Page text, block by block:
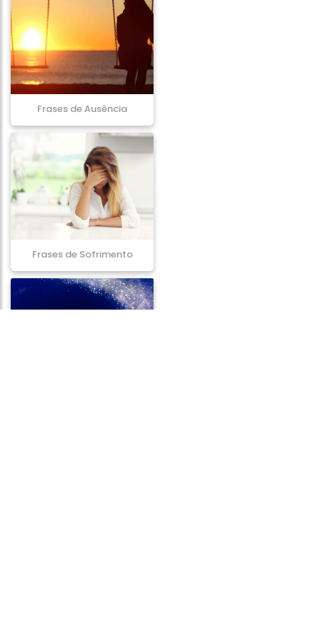
Frases de Ausência
Frases de Sofrimento